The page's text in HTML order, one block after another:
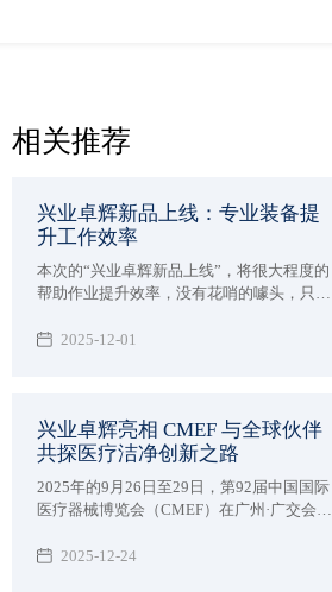
相关推荐
兴业卓辉新品上线：专业装备提
升工作效率
本次的“兴业卓辉新品上线”，将很大程度的
帮助作业提升效率，​没有花哨的噱头，只聚
为常却格外闹心” 的工作难题。空调作业
的专业技术，把 “省心” 变成了可感知的安全
与舒适。
2025-12-01
兴业卓辉亮相 CMEF 与全球伙伴
共探医疗洁净创新之路
2025年的9月26日至29日，第92届中国国际
医疗器械博览会（CMEF）在广州·广交会展
CMEF与全球伙伴共探医疗洁净创新之路。
2025-12-24